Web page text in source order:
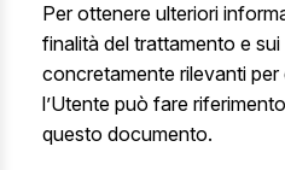
Per ottenere ulteriori
finalità del trattamento e
concretamente rilevanti
l’Utente può fare
questo documento.